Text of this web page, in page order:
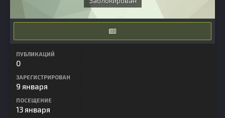
ПУБЛИКАЦИЙ
0
ЗАРЕГИСТРИРОВАН
9 января
ПОСЕЩЕНИЕ
13 января